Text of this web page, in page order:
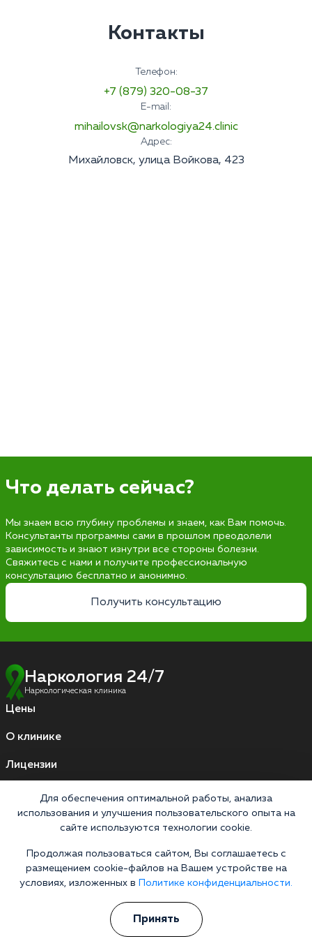
Контакты
Телефон:
+7 (879) 320-08-37
E-mail:
mihailovsk@narkologiya24.clinic
Адрес:
Михайловск, улица Войкова, 423
Что делать сейчас?
Мы знаем всю глубину проблемы и знаем, как Вам помочь.
Консультанты программы сами в прошлом преодолели
зависимость и знают изнутри все стороны болезни.
Свяжитесь с нами и получите профессиональную
консультацию бесплатно и анонимно.
Получить консультацию
Наркология 24/7
Наркологическая клиника
Цены
О клинике
Лицензии
Условия проживания
Работаем по стандартам
Версия для слабовидящих
Мы принимаем к оплате
Наличные
Для обеспечения оптимальной работы, анализа
использования и улучшения пользовательского опыта на
сайте используются технологии cookie.
Продолжая пользоваться сайтом, Вы соглашаетесь с
размещением cookie-файлов на Вашем устройстве на
условиях, изложенных в
Политике конфиденциальности.
Принять